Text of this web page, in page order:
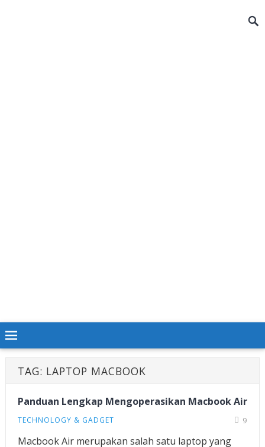
TAG: LAPTOP MACBOOK
Panduan Lengkap Mengoperasikan Macbook Air
TECHNOLOGY & GADGET 9
Macbook Air merupakan salah satu laptop yang